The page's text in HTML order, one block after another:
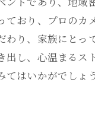
ており、プロの
わり、家族にと
出し、心温まる
はいかがでしょう